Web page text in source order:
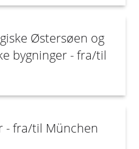
Østersøen og
bygninger - fra/til
- fra/til München